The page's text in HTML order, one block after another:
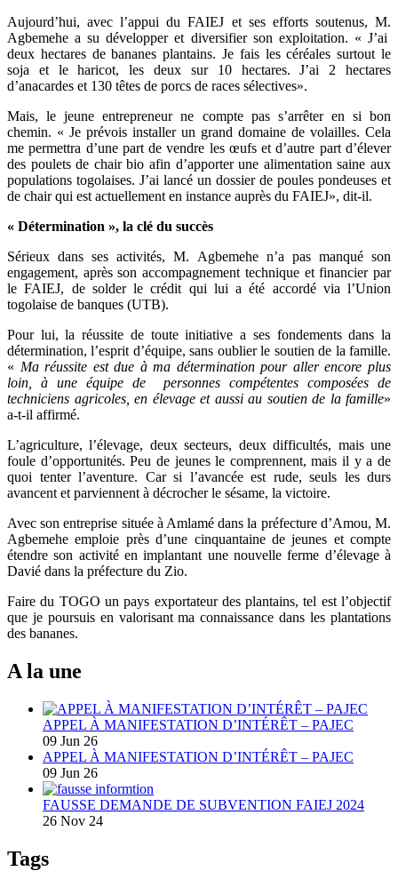
Aujourd’hui, avec l’appui du FAIEJ et ses efforts soutenus, M.
Agbemehe a su développer et diversifier son exploitation. « J’ai
deux hectares de bananes plantains. Je fais les céréales surtout le
soja et le haricot, les deux sur 10 hectares. J’ai 2 hectares
d’anacardes et 130 têtes de porcs de races sélectives».
Mais, le jeune entrepreneur ne compte pas s’arrêter en si bon
chemin. « Je prévois installer un grand domaine de volailles. Cela
me permettra d’une part de vendre les œufs et d’autre part d’élever
des poulets de chair bio afin d’apporter une alimentation saine aux
populations togolaises. J’ai lancé un dossier de poules pondeuses et
de chair qui est actuellement en instance auprès du FAIEJ», dit-il.
« Détermination », la clé du succès
Sérieux dans ses activités, M. Agbemehe n’a pas manqué son
engagement, après son accompagnement technique et financier par
le FAIEJ, de solder le crédit qui lui a été accordé via l’Union
togolaise de banques (UTB).
Pour lui, la réussite de toute initiative a ses fondements dans la
détermination, l’esprit d’équipe, sans oublier le soutien de la famille.
« Ma réussite est due à ma détermination pour aller encore plus
loin, à une équipe de personnes compétentes composées de
techniciens agricoles, en élevage et aussi au soutien de la famille»
a-t-il affirmé.
L’agriculture, l’élevage, deux secteurs, deux difficultés, mais une
foule d’opportunités. Peu de jeunes le comprennent, mais il y a de
quoi tenter l’aventure. Car si l’avancée est rude, seuls les durs
avancent et parviennent à décrocher le sésame, la victoire.
Avec son entreprise située à Amlamé dans la préfecture d’Amou, M.
Agbemehe emploie près d’une cinquantaine de jeunes et compte
étendre son activité en implantant une nouvelle ferme d’élevage à
Davié dans la préfecture du Zio.
Faire du TOGO un pays exportateur des plantains, tel est l’objectif
que je poursuis en valorisant ma connaissance dans les plantations
des bananes.
A la une
APPEL À MANIFESTATION D’INTÉRÊT – PAJEC
09 Jun 26
APPEL À MANIFESTATION D’INTÉRÊT – PAJEC
09 Jun 26
FAUSSE DEMANDE DE SUBVENTION FAIEJ 2024
26 Nov 24
Tags